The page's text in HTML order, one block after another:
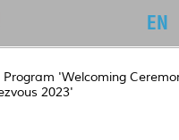
EN
Program 'Welcoming
2023'